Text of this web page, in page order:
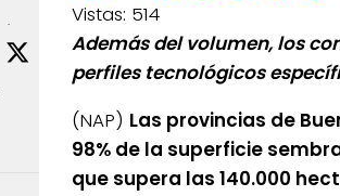
Vistas: 514
Además del volumen, los
perfiles tecnológicos
(NAP) Las provincias de
98% de la superficie
que supera las 140.000
·